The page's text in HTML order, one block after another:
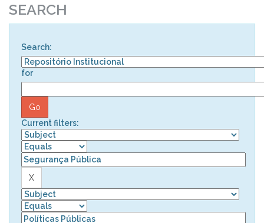
SEARCH
Search:
for
Current filters: